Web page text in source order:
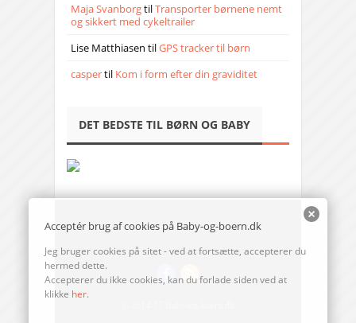
Maja SvanborgtilTransporter børnene nemt
og sikkert med cykeltrailer
Lise Matthiasen tilGPS tracker til børn
caspertil Kom i form efter din graviditet
DET BEDSTE TIL BØRN OG BABY
Acceptér brug af cookies på Baby-og-boern.dk
Jeg bruger cookies på sitet - ved at fortsætte, accepterer du
hermed dette.
Accepterer du ikke cookies, kan du forlade siden ved at
klikke her.